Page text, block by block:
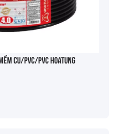
Cu/PVC/PVC HOATUNG